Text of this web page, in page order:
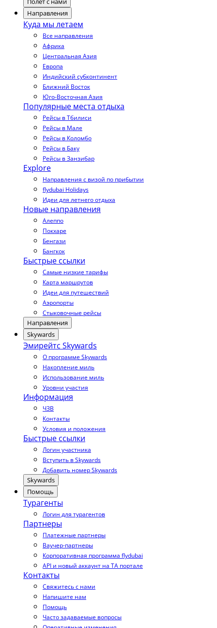
Направления
Куда мы летаем
Все направления
Африка
Центральная Азия
Европа
Индийский субконтинент
Ближний Восток
Юго-Восточная Азия
Популярные места отдыха
Рейсы в Тбилиси
Рейсы в Мале
Рейсы в Коломбо
Рейсы в Баку
Рейсы в Занзибар
Explore
Направления с визой по прибытии
flydubai Holidays
Идеи для летнего отдыха
Новые направления
Алеппо
Покхаре
Бенгази
Бангкок
Быстрые ссылки
Самые низкие тарифы
Карта маршрутов
Идеи для путешествий
Аэропорты
Стыковочные рейсы
Направления
Skywards
Эмирейтс Skywards
О программе Skywards
Накопление миль
Использование миль
Уровни участия
Информация
ЧЗВ
Контакты
Условия и положения
Быстрые ссылки
Логин участника
Вступить в Skywards
Добавить номер Skywards
Skywards
Помощь
Турагенты
Логин для турагентов
Партнеры
Платежные партнеры
Ваучер-партнеры
Корпоративная программа flydubai
API и новый аккаунт на TA портале
Контакты
Свяжитесь с нами
Напишите нам
Помощь
Часто задаваемые вопросы